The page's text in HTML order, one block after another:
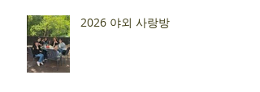
2026 야외 사랑방